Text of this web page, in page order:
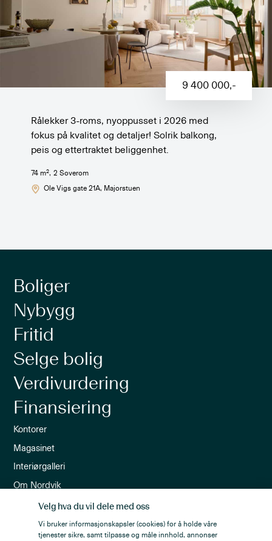
9 400 000,-
Rålekker 3-roms, nyoppusset i 2026 med
fokus på kvalitet og detaljer! Solrik balkong,
peis og ettertraktet beliggenhet.
74 m2, 2 Soverom
Ole Vigs gate 21A, Majorstuen
Boliger
Nybygg
Fritid
Selge bolig
Verdivurdering
Finansiering
Kontorer
Magasinet
Interiørgalleri
Om Nordvik
Ledige stillinger
Nordvik-appen
Velg hva du vil dele med oss
Vi bruker informasjonskapsler (cookies) for å holde våre
tjenester sikre, samt tilpasse og måle innhold, annonser